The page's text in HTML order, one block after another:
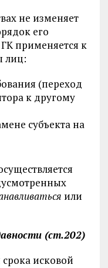
не изменяет
его
применяется к
лиц:
(переход
к другому
субъекта на
или
(ст.202)
исковой